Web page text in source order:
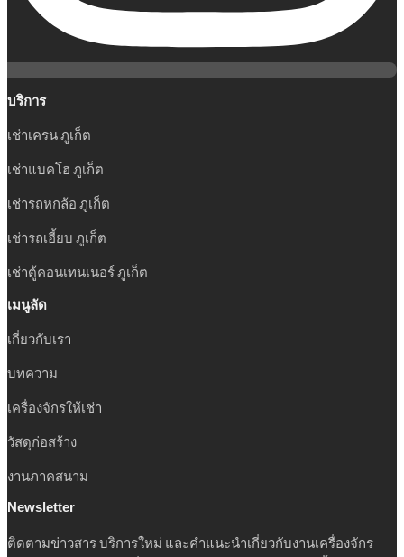
บริการ
เช่าเครน ภูเก็ต
เช่าแบคโฮ ภูเก็ต
เช่ารถหกล้อ ภูเก็ต
เช่ารถเฮี้ยบ ภูเก็ต
เช่าตู้คอนเทนเนอร์ ภูเก็ต
เมนูลัด
เกี่ยวกับเรา
บทความ
เครื่องจักรให้เช่า
วัสดุก่อสร้าง
งานภาคสนาม
Newsletter
ติดตามข่าวสาร บริการใหม่ และคำแนะนำเกี่ยวกับงานเครื่องจักร